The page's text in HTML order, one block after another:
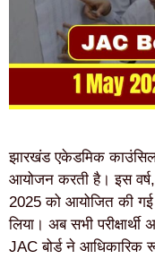
झारखंड एकेडमिक काउंसिल
आयोजन करती है। इस वर्ष,
2025 को आयोजित की
लिया। अब सभी
JAC बोर्ड ने आधिकारिक